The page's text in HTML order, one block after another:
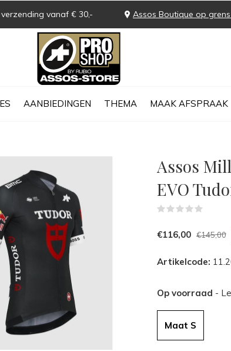
AANBIEDINGEN THEMA MAAK AFSPRAAK
vanaf € 30,- Assos Boutique op grens
Assos
EVO
€116,00 €145,00
Artikelcode:
Op voorraad -
Maat S